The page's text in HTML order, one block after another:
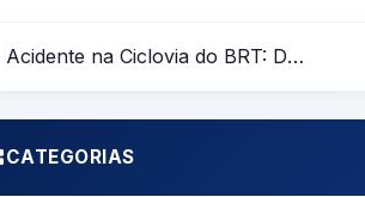
Acidente na Ciclovia do BRT: Destroços Obstruem a Passagem dos Ciclistas
CATEGORIAS